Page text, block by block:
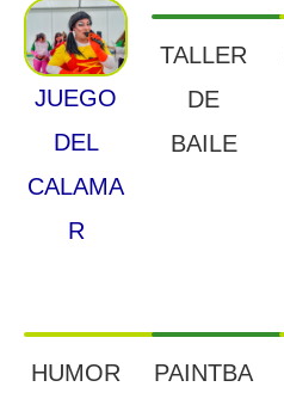
JUEGO
DEL
CALAMA
R
TALLER
DE
BAILE
HUMOR
PAINTBA